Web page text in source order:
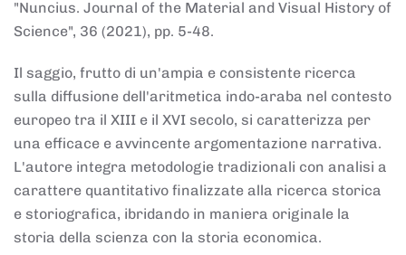
"Nuncius. Journal of the Material and Visual History of
Science", 36 (2021), pp. 5-48.
Il saggio, frutto di un'ampia e consistente ricerca
sulla diffusione dell'aritmetica indo-araba nel contesto
europeo tra il XIII e il XVI secolo, si caratterizza per
una efficace e avvincente argomentazione narrativa.
L'autore integra metodologie tradizionali con analisi a
carattere quantitativo finalizzate alla ricerca storica
e storiografica, ibridando in maniera originale la
storia della scienza con la storia economica.